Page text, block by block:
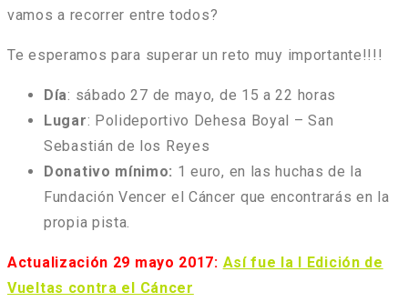
vamos a recorrer entre todos?
Te esperamos para superar un reto muy importante!!!!
Día: sábado 27 de mayo, de 15 a 22 horas
Lugar: Polideportivo Dehesa Boyal – San
Sebastián de los Reyes
Donativo mínimo: 1 euro, en las huchas de la
Fundación Vencer el Cáncer que encontrarás en la
propia pista.
Actualización 29 mayo 2017: Así fue la I Edición de
Vueltas contra el Cáncer